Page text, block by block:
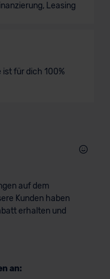
Leasing
ist für dich 100%
auf dem
Kunden haben
erhalten und
an: